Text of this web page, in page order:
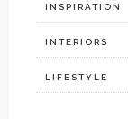
INSPIRATION
INTERIORS
LIFESTYLE